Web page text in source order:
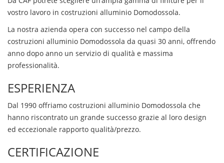
vostro lavoro in costruzioni alluminio Domodossola.
La nostra azienda opera con successo nel campo della
costruzioni alluminio Domodossola da quasi 30 anni, offrendo
anno dopo anno un servizio di qualità e massima
professionalità.
ESPERIENZA
Dal 1990 offriamo costruzioni alluminio Domodossola che
hanno riscontrato un grande successo grazie al loro design
ed eccezionale rapporto qualità/prezzo.
CERTIFICAZIONE